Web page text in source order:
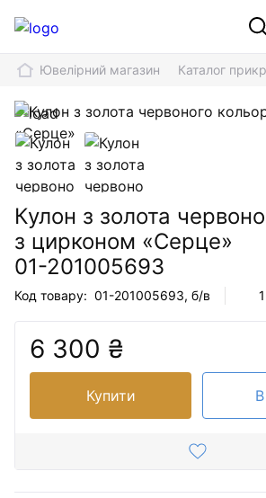
Ювелірний магазин Каталог
Кулон з золота
з цирконом «Серце»
01-201005693
Код товару: 01-201005693, б/в
6 300 ₴
Купити